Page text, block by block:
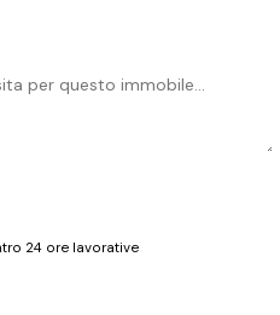
24 ore lavorative